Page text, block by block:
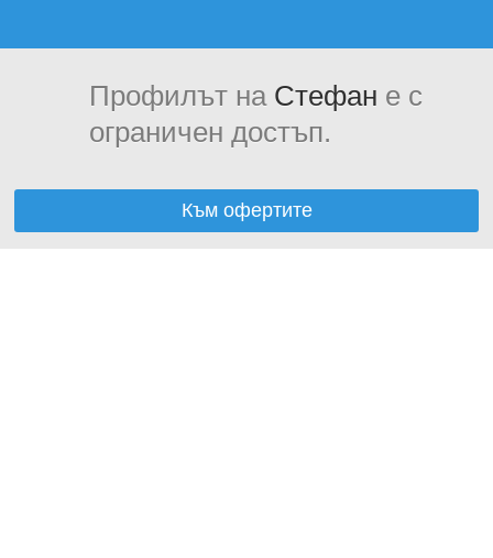
Профилът на Стефан е с
ограничен достъп.
Към офертите